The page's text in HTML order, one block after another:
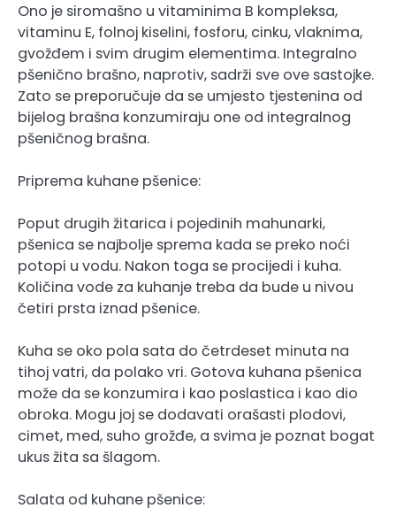
Ono je siromašno u vitaminima B kompleksa,
vitaminu E, folnoj kiselini, fosforu, cinku, vlaknima,
gvožđem i svim drugim elementima. Integralno
pšenično brašno, naprotiv, sadrži sve ove sastojke.
Zato se preporučuje da se umjesto tjestenina od
bijelog brašna konzumiraju one od integralnog
pšeničnog brašna.
Priprema kuhane pšenice:
Poput drugih žitarica i pojedinih mahunarki,
pšenica se najbolje sprema kada se preko noći
potopi u vodu. Nakon toga se procijedi i kuha.
Količina vode za kuhanje treba da bude u nivou
četiri prsta iznad pšenice.
Kuha se oko pola sata do četrdeset minuta na
tihoj vatri, da polako vri. Gotova kuhana pšenica
može da se konzumira i kao poslastica i kao dio
obroka. Mogu joj se dodavati orašasti plodovi,
cimet, med, suho grožđe, a svima je poznat bogat
ukus žita sa šlagom.
Salata od kuhane pšenice: